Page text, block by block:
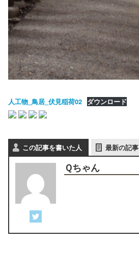
人工物_鳥居_伏見稲荷02 ダウンロード
この記事を書いた人 最新の記事
Ｑちゃん